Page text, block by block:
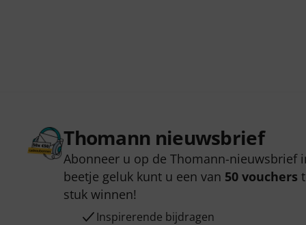
Thomann nieuwsbrief
Abonneer u op de Thomann-nieuwsbrief
beetje geluk kunt u een van 50 vouchers
stuk winnen!
Inspirerende bijdragen